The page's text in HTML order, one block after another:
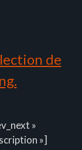
de
»
»]